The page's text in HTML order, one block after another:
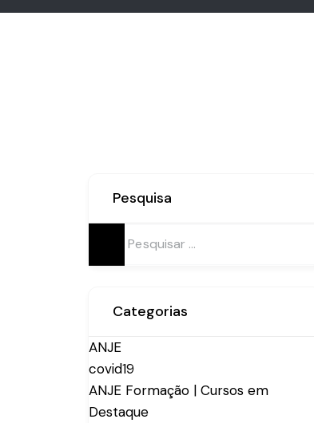
Pesquisa
Categorias
ANJE
covid19
ANJE Formação | Cursos em
Destaque